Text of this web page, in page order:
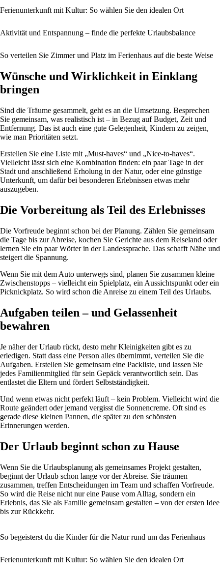
Ferienunterkunft mit Kultur: So wählen Sie den idealen Ort
Aktivität und Entspannung – finde die perfekte Urlaubsbalance
So verteilen Sie Zimmer und Platz im Ferienhaus auf die beste Weise
Wünsche und Wirklichkeit in Einklang
bringen
Sind die Träume gesammelt, geht es an die Umsetzung. Besprechen
Sie gemeinsam, was realistisch ist – in Bezug auf Budget, Zeit und
Entfernung. Das ist auch eine gute Gelegenheit, Kindern zu zeigen,
wie man Prioritäten setzt.
Erstellen Sie eine Liste mit „Must-haves“ und „Nice-to-haves“.
Vielleicht lässt sich eine Kombination finden: ein paar Tage in der
Stadt und anschließend Erholung in der Natur, oder eine günstige
Unterkunft, um dafür bei besonderen Erlebnissen etwas mehr
auszugeben.
Die Vorbereitung als Teil des Erlebnisses
Die Vorfreude beginnt schon bei der Planung. Zählen Sie gemeinsam
die Tage bis zur Abreise, kochen Sie Gerichte aus dem Reiseland oder
lernen Sie ein paar Wörter in der Landessprache. Das schafft Nähe und
steigert die Spannung.
Wenn Sie mit dem Auto unterwegs sind, planen Sie zusammen kleine
Zwischenstopps – vielleicht ein Spielplatz, ein Aussichtspunkt oder ein
Picknickplatz. So wird schon die Anreise zu einem Teil des Urlaubs.
Aufgaben teilen – und Gelassenheit
bewahren
Je näher der Urlaub rückt, desto mehr Kleinigkeiten gibt es zu
erledigen. Statt dass eine Person alles übernimmt, verteilen Sie die
Aufgaben. Erstellen Sie gemeinsam eine Packliste, und lassen Sie
jedes Familienmitglied für sein Gepäck verantwortlich sein. Das
entlastet die Eltern und fördert Selbstständigkeit.
Und wenn etwas nicht perfekt läuft – kein Problem. Vielleicht wird die
Route geändert oder jemand vergisst die Sonnencreme. Oft sind es
gerade diese kleinen Pannen, die später zu den schönsten
Erinnerungen werden.
Der Urlaub beginnt schon zu Hause
Wenn Sie die Urlaubsplanung als gemeinsames Projekt gestalten,
beginnt der Urlaub schon lange vor der Abreise. Sie träumen
zusammen, treffen Entscheidungen im Team und schaffen Vorfreude.
So wird die Reise nicht nur eine Pause vom Alltag, sondern ein
Erlebnis, das Sie als Familie gemeinsam gestalten – von der ersten Idee
bis zur Rückkehr.
So begeisterst du die Kinder für die Natur rund um das Ferienhaus
Ferienunterkunft mit Kultur: So wählen Sie den idealen Ort